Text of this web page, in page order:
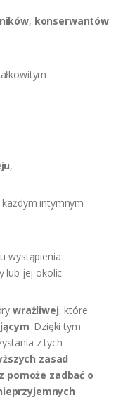
, konserwantów
,
intymnym
wystąpienia
lub jej okolic.
wrażliwej, które
. Dzięki tym
z tych
zasad
pomoże zadbać o